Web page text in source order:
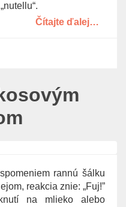
Čítajte ďalej…
rannú šálku
reakcia znie: „Fuj!”
na mlieko alebo